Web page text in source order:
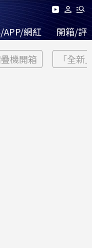
APP/網紅 開箱/評
機開箱 「全新